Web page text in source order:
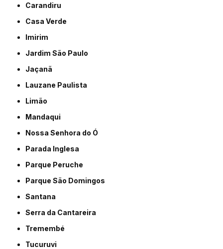
Carandiru
Casa Verde
Imirim
Jardim São Paulo
Jaçanã
Lauzane Paulista
Limão
Mandaqui
Nossa Senhora do Ó
Parada Inglesa
Parque Peruche
Parque São Domingos
Santana
Serra da Cantareira
Tremembé
Tucuruvi